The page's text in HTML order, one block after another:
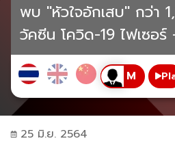
พบ "หัวใจอักเสบ" กว่า
วัคซีน โควิด-19 ไฟเซอร์
25 มิ.ย. 2564